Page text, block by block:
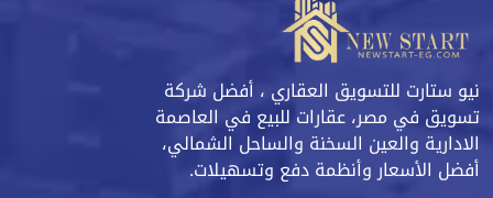
نيو ستارت للتسويق العقاري ، أفضل شركة
تسويق في مصر، عقارات للبيع في العاصمة
الادارية والعين السخنة والساحل الشمالي،
أفضل الأسعار وأنظمة دفع وتسهيلات.